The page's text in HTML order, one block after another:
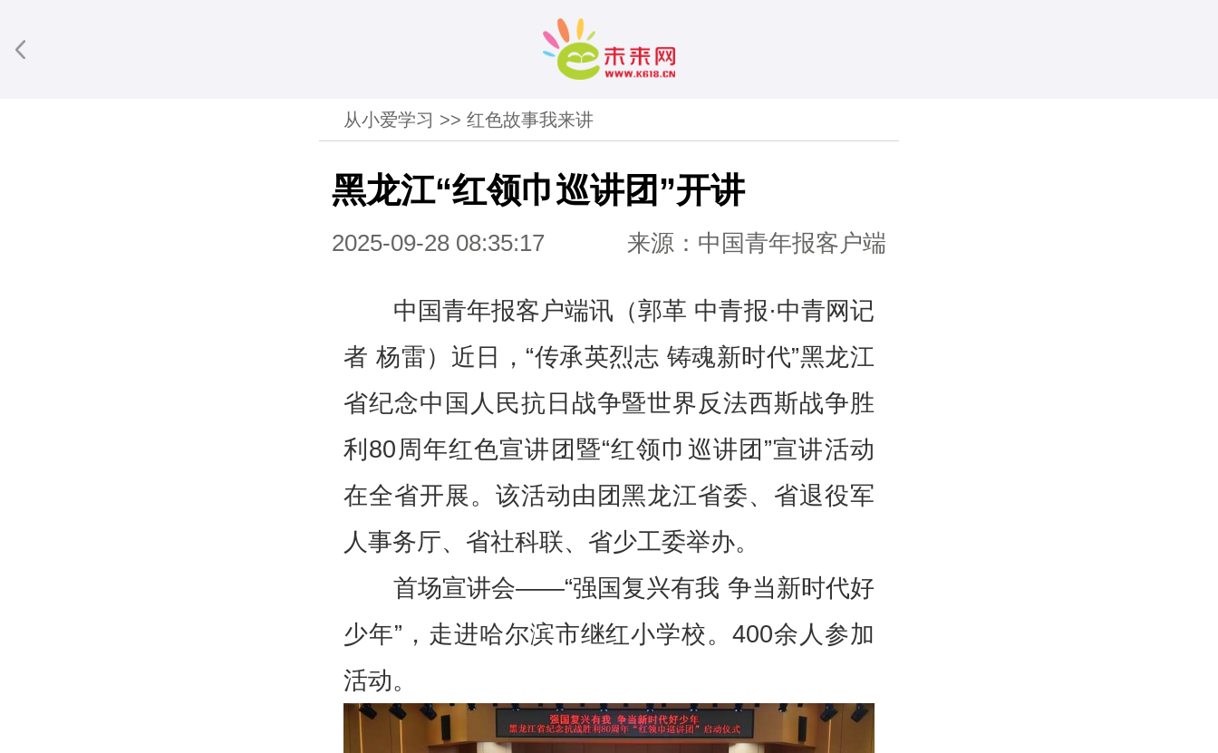
从小爱学习 >>红色故事我来讲
黑龙江“红领巾巡讲团”开讲
2025-09-28 08:35:17 来源：中国青年报客户端
中国青年报客户端讯（郭革 中青报·中青网记
者 杨雷）近日，“传承英烈志 铸魂新时代”黑龙江
省纪念中国人民抗日战争暨世界反法西斯战争胜
利80周年红色宣讲团暨“红领巾巡讲团”宣讲活动
在全省开展。该活动由团黑龙江省委、省退役军
人事务厅、省社科联、省少工委举办。
首场宣讲会——“强国复兴有我 争当新时代好
少年”，走进哈尔滨市继红小学校。400余人参加
活动。